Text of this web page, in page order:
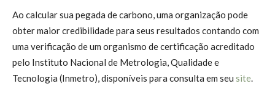
Ao calcular sua pegada de carbono, uma organização pode
obter maior credibilidade para seus resultados contando com
uma verificação de um organismo de certificação acreditado
pelo Instituto Nacional de Metrologia, Qualidade e
Tecnologia (Inmetro), disponíveis para consulta em seu site